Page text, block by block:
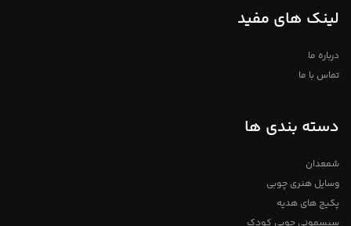
لینک های مفید
درباره ما
تماس با ما
دسته بندی ها
شمعدان
وسایل هنری چوبی
پکیج های هدیه
سیسمونی چوبی کودک